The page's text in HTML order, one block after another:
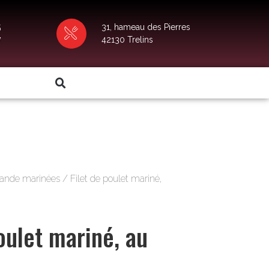
31, hameau des Pierres
42130 Trelins
marinées / Filet de poulet mariné,
mariné, au